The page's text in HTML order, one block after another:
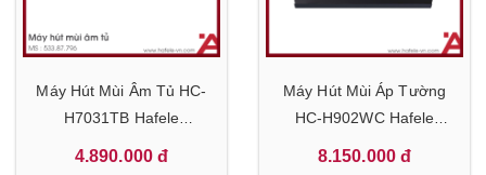
Máy Hút Mùi Âm Tủ HC-
H7031TB Hafele
533.87.796
4.890.000 đ
Máy Hút Mùi Áp Tường
HC-H902WC Hafele
533.83.655
8.150.000 đ